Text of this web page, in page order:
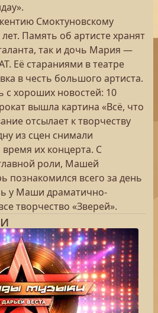
Смоктуновскому
Память об артисте хранят
так и дочь Мария —
Её стараниями в театре
в честь большого артиста.
с хороших новостей: 10
вышла картина «Всё, что
отсылает к творчеству
из сцен снимали
их концерта. С
роли, Машей
познакомился всего за день
у Маши драматично-
творчество «Зверей».